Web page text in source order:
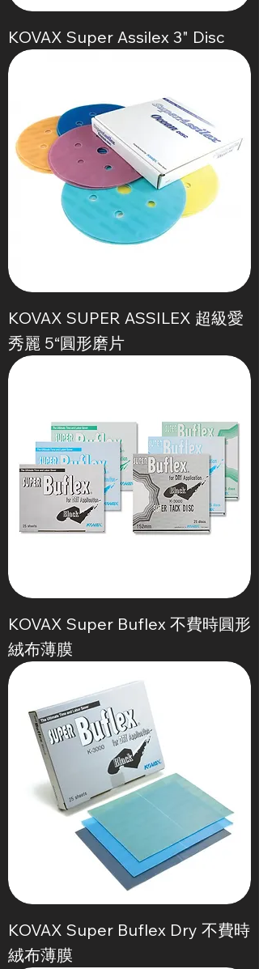
KOVAX Super Assilex 3" Disc
KOVAX SUPER ASSILEX 超級愛
秀麗 5“圓形磨片
KOVAX Super Buflex 不費時圓形
絨布薄膜
KOVAX Super Buflex Dry 不費時
絨布薄膜